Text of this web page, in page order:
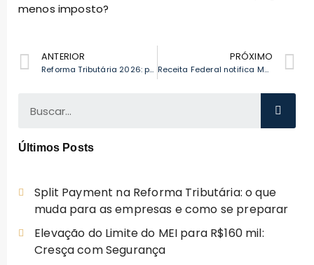
menos imposto?
ANTERIOR
Reforma Tributária 2026: proteja sua margem com IBS e CBS
PRÓXIMO
Receita Federal notifica MEIs com dívidas: novo prazo e riscos
Últimos Posts
Split Payment na Reforma Tributária: o que
muda para as empresas e como se preparar
Elevação do Limite do MEI para R$160 mil:
Cresça com Segurança